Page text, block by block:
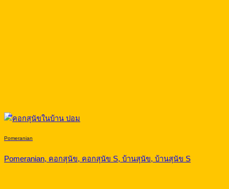
Pomeranian
Pomeranian, คอกสุนัข, คอกสุนัข S, บ้านสุนัข, บ้านสุนัข S